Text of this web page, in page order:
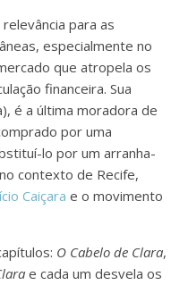
para as
especialmente no
que atropela os
financeira. Sua
é a última moradora de
por uma
lo por um arranha-
contexto de Recife,
Caiçara e o movimento
O Cabelo de Clara,
e cada um desvela os